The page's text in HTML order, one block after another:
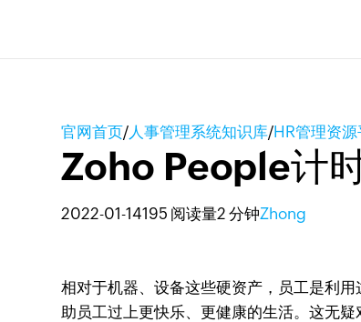
官网首页/人事管理系统知识库/HR管理资
Zoho People计
2022-01-14195 阅读量2 分钟Zhong
相对于机器、设备这些硬资产，员工是利
助员工过上更快乐、更健康的生活。这无